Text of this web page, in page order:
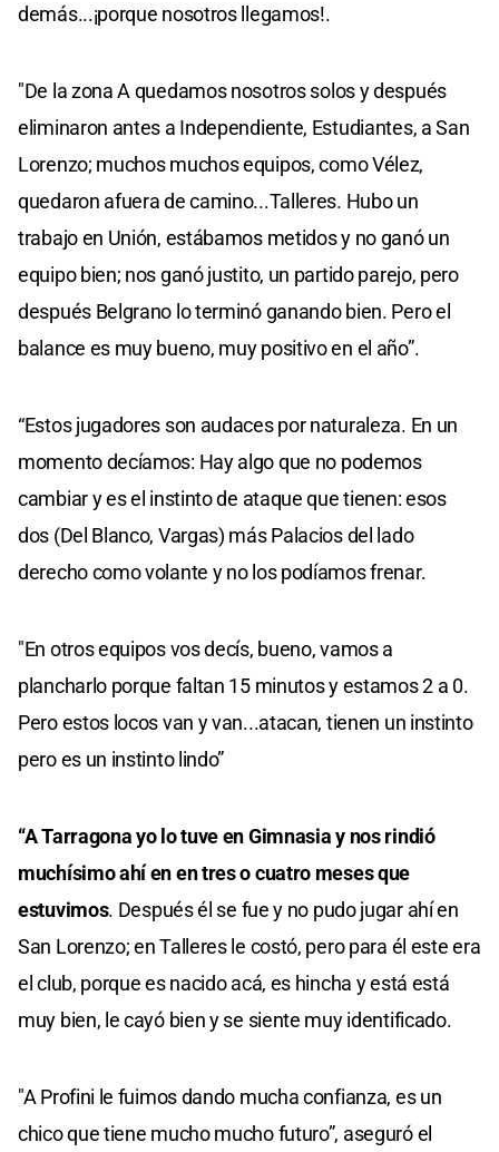
demás...¡porque nosotros llegamos!.
"De la zona A quedamos nosotros solos y después
eliminaron antes a Independiente, Estudiantes, a San
Lorenzo; muchos muchos equipos, como Vélez,
quedaron afuera de camino...Talleres. Hubo un
trabajo en Unión, estábamos metidos y no ganó un
equipo bien; nos ganó justito, un partido parejo, pero
después Belgrano lo terminó ganando bien. Pero el
balance es muy bueno, muy positivo en el año”.
“Estos jugadores son audaces por naturaleza. En un
momento decíamos: Hay algo que no podemos
cambiar y es el instinto de ataque que tienen: esos
dos (Del Blanco, Vargas) más Palacios del lado
derecho como volante y no los podíamos frenar.
"En otros equipos vos decís, bueno, vamos a
plancharlo porque faltan 15 minutos y estamos 2 a 0.
Pero estos locos van y van...atacan, tienen un instinto
pero es un instinto lindo”
“A Tarragona yo lo tuve en Gimnasia y nos rindió
muchísimo ahí en en tres o cuatro meses que
estuvimos. Después él se fue y no pudo jugar ahí en
San Lorenzo; en Talleres le costó, pero para él este era
el club, porque es nacido acá, es hincha y está está
muy bien, le cayó bien y se siente muy identificado.
"A Profini le fuimos dando mucha confianza, es un
chico que tiene mucho mucho futuro”, aseguró el